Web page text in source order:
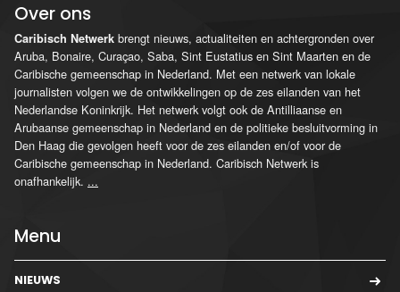
Over ons
Caribisch Netwerk brengt nieuws, actualiteiten en achtergronden over
Aruba, Bonaire, Curaçao, Saba, Sint Eustatius en Sint Maarten en de
Caribische gemeenschap in Nederland. Met een netwerk van lokale
journalisten volgen we de ontwikkelingen op de zes eilanden van het
Nederlandse Koninkrijk. Het netwerk volgt ook de Antilliaanse en
Arubaanse gemeenschap in Nederland en de politieke besluitvorming in
Den Haag die gevolgen heeft voor de zes eilanden en/of voor de
Caribische gemeenschap in Nederland. Caribisch Netwerk is
onafhankelijk. ...
Menu
NIEUWS